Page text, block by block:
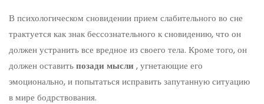
В психологическом сновидении прием слабительного во сне
трактуется как знак бессознательного к сновидению, что он
должен устранить все вредное из своего тела. Кроме того, он
должен оставитьпозади мысли , угнетающие его
эмоционально, и попытаться исправить запутанную ситуацию
в мире бодрствования.